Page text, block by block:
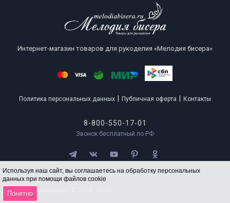
Используя наш сайт, вы соглашаетесь на обработку персональных
данных при помощи файлов cookie
Понятно
Интернет-магазин товаров для рукоделия «Мелодия бисера»
Политика персональных данных Публичная оферта Контакты
8-800-550-17-01
Звонок бесплатный по РФ
Все права защищены © 2014 - 2026